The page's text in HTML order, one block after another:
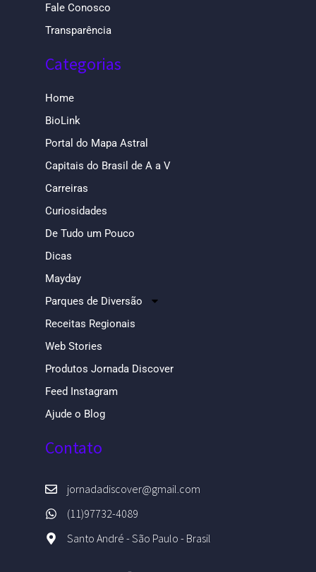
Fale Conosco
Transparência
Categorias
Home
BioLink
Portal do Mapa Astral
Capitais do Brasil de A a V
Carreiras
Curiosidades
De Tudo um Pouco
Dicas
Mayday
Parques de Diversão
Receitas Regionais
Web Stories
Produtos Jornada Discover
Feed Instagram
Ajude o Blog
Contato
jornadadiscover@gmail.com
(11)97732-4089
Santo André - São Paulo - Brasil